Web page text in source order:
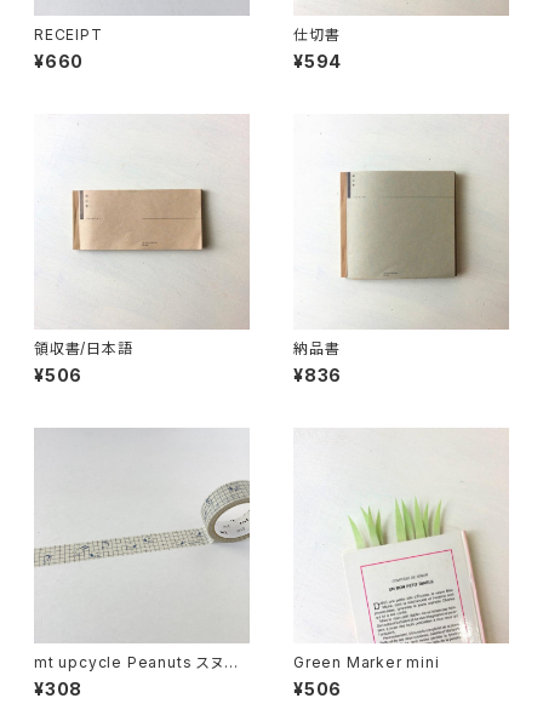
RECEIPT
¥660
仕切書
¥594
領収書/日本語
¥506
納品書
¥836
mt upcycle Peanuts スヌー
ピーとチェック
¥308
Green Marker mini
¥506